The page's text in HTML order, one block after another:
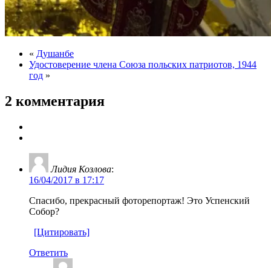
« Душанбе
Удостоверение члена Союза польских патриотов, 1944
год »
2 комментария
Лидия Козлова:
16/04/2017 в 17:17
Спасибо, прекрасный фоторепортаж! Это Успенский
Собор?
[Цитировать]
Ответить